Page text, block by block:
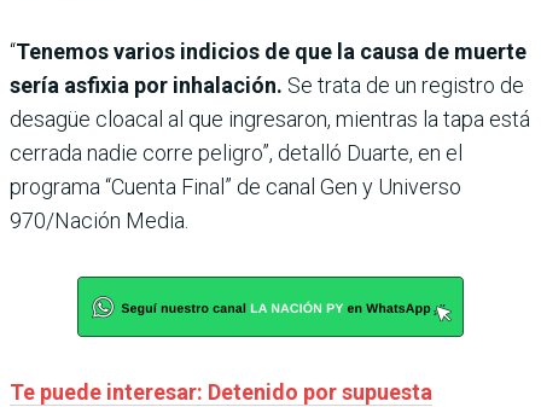
“Tenemos varios indicios de que la causa de muerte
sería asfixia por inhalación. Se trata de un registro de
desagüe cloacal al que ingresaron, mientras la tapa está
cerrada nadie corre peligro”, detalló Duarte, en el
programa “Cuenta Final” de canal Gen y Universo
970/Nación Media.
Te puede interesar: Detenido por supuesta